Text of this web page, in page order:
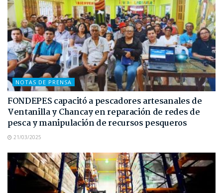
NOTAS DE PRENSA
FONDEPES capacitó a pescadores artesanales de
Ventanilla y Chancay en reparación de redes de
pesca y manipulación de recursos pesqueros
21/03/2025